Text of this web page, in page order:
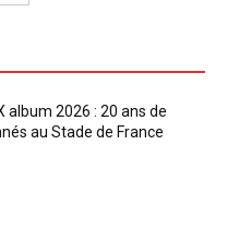
album 2026 : 20 ans de
au Stade de France